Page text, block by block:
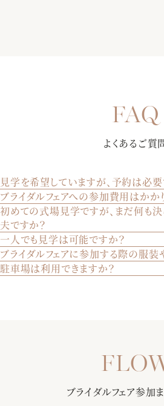
談お待ちしております！おふたりと
【純白大聖堂で挙式体験】ステンド
な自然光が、花嫁様をより美しく魅
歌・生演奏が荘厳な雰囲気を創り出
きって至上の空間を体感してください
【黒毛和牛コース 忘れられない美食
られない」と絶賛される美食は、ゲ
ったり。季節毎に旬の食材を取り入
級のおもてなしをご堪能下さい。
び頂ける料理はゲストからも大好評♪
更に全館バリアフリー・親族控室・
よくあるご質
見学を希望していますが、予約は必要
はい、見学は完全予約制です。ウェ
ェアページから、または電話でご予
ブライダルフェアへの参加費用はかか
いいえ、参加は無料です。どなたで
ます。
初めての式場見学ですが、まだ何も
夫ですか？
もちろん大丈夫です。初めての見学
多くいらっしゃいます。実際の会場
せることは重要です。安心してお越
一人でも見学は可能ですか？
はい、お一人でもご見学いただけま
見学も歓迎いたします。
ブライダルフェアに参加する際の服装
特に指定はございません。普段着で
駐車場は利用できますか？
はい、200台収容可能な駐車場をご
ブライダルフェア参加